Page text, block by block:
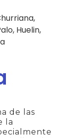
,
, Huelin,
de las
la